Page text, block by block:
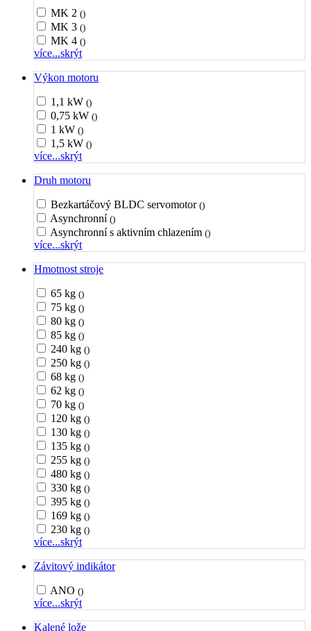
MK 2 ()
MK 3 ()
MK 4 ()
více...skrýt
Výkon motoru
1,1 kW ()
0,75 kW ()
1 kW ()
1,5 kW ()
více...skrýt
Druh motoru
Bezkartáčový BLDC servomotor ()
Asynchronní ()
Asynchronní s aktivním chlazením ()
více...skrýt
Hmotnost stroje
65 kg ()
75 kg ()
80 kg ()
85 kg ()
240 kg ()
250 kg ()
68 kg ()
62 kg ()
70 kg ()
120 kg ()
130 kg ()
135 kg ()
255 kg ()
480 kg ()
330 kg ()
395 kg ()
169 kg ()
230 kg ()
více...skrýt
Závitový indikátor
ANO ()
více...skrýt
Kalené lože